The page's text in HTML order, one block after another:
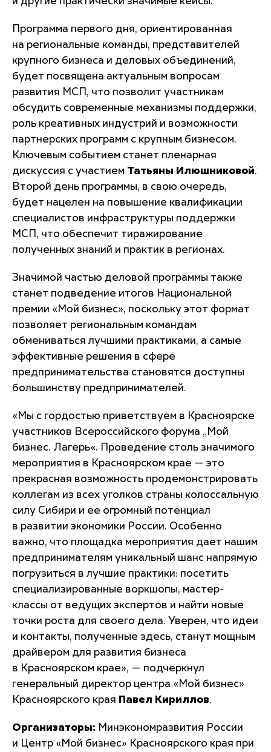
Программа первого дня, ориентированная
на региональные команды, представителей
крупного бизнеса и деловых объединений,
будет посвящена актуальным вопросам
развития МСП, что позволит участникам
обсудить современные механизмы поддержки,
роль креативных индустрий и возможности
партнерских программ с крупным бизнесом.
Ключевым событием станет пленарная
дискуссия с участием Татьяны Илюшниковой.
Второй день программы, в свою очередь,
будет нацелен на повышение квалификации
специалистов инфраструктуры поддержки
МСП, что обеспечит тиражирование
полученных знаний и практик в регионах.
Значимой частью деловой программы также
станет подведение итогов Национальной
премии «Мой бизнес», поскольку этот формат
позволяет региональным командам
обмениваться лучшими практиками, а самые
эффективные решения в сфере
предпринимательства становятся доступны
большинству предпринимателей.
«Мы с гордостью приветствуем в Красноярске
участников Всероссийского форума „Мой
бизнес. Лагерь«. Проведение столь значимого
мероприятия в Красноярском крае — это
прекрасная возможность продемонстрировать
коллегам из всех уголков страны колоссальную
силу Сибири и ее огромный потенциал
в развитии экономики России. Особенно
важно, что площадка мероприятия дает нашим
предпринимателям уникальный шанс напрямую
погрузиться в лучшие практики: посетить
специализированные воркшопы, мастер-
классы от ведущих экспертов и найти новые
точки роста для своего дела. Уверен, что идеи
и контакты, полученные здесь, станут мощным
драйвером для развития бизнеса
в Красноярском крае», — подчеркнул
генеральный директор центра «Мой бизнес»
Красноярского края Павел Кириллов.
Организаторы: Минэкономразвития России
и Центр «Мой бизнес» Красноярского края при